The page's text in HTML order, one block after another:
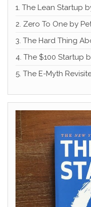
1. The Lean Startup
2. Zero To One by
3. The Hard Thing
4. The $100 Startup
5. The E-Myth